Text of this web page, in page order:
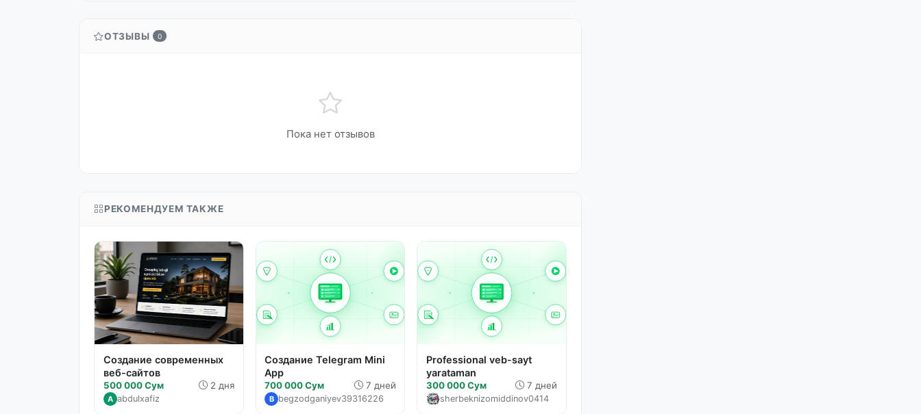
ОТЗЫВЫ 0
Пока нет отзывов
РЕКОМЕНДУЕМ ТАКЖЕ
Создание современных
веб-сайтов
500 000 Сум 2 дня
A abdulxafiz
Создание Telegram Mini
App
700 000 Сум 7 дней
B begzodganiyev39316226
Professional veb-sayt
yarataman
300 000 Сум 7 дней
sherbeknizomiddinov0414